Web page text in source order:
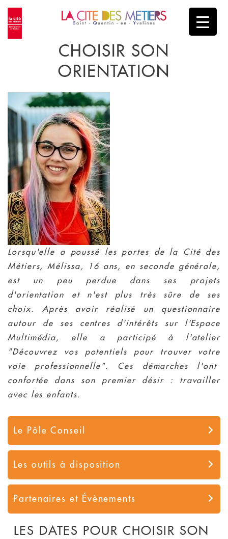
CHOISIR SON
ORIENTATION
Lorsqu'elle a poussé les portes de la Cité des
Métiers, Mélissa, 16 ans, en seconde générale,
est un peu perdue dans ses projets
d'orientation et n'est plus très sûre de ses
choix. Après avoir réalisé un questionnaire
autour de ses centres d'intérêts sur l'Espace
Multimédia, elle a participé à l'atelier
"Découvrez vos potentiels pour trouver votre
voie professionnelle". Ces démarches l'ont
confortée dans son premier désir : travailler
avec les enfants.
Le Pôle Conseil
Les outils à disposition
Partenaires et Évènements
LES DATES POUR CHOISIR SON